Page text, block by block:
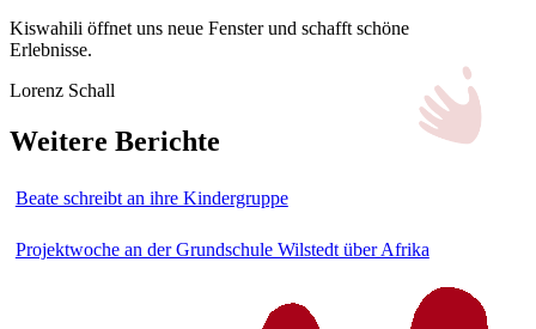
Kiswahili öffnet uns neue Fenster und schafft schöne
Erlebnisse.
Lorenz Schall
Weitere Berichte
Beate schreibt an ihre Kindergruppe
Projektwoche an der Grundschule Wilstedt über Afrika